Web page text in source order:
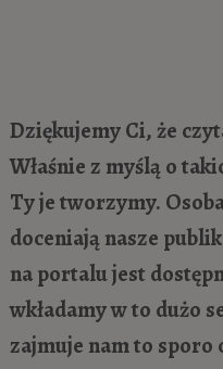
Dziękujemy Ci, że
Właśnie z myślą o
Ty je tworzymy.
doceniają nasze
na portalu jest
wkładamy w to dużo
zajmuje nam to sporo